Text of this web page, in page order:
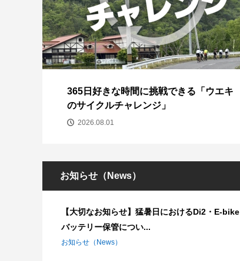
365日好きな時間に挑戦できる「ウエキ
のサイクルチャレンジ」
2026.08.01
お知らせ（News）
【大切なお知らせ】猛暑日におけるDi2・E-bike
バッテリー保管につい...
お知らせ（News）